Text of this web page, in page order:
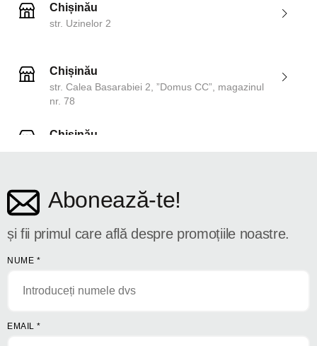
Chișinău
str. Uzinelor 2
Chișinău
str. Calea Basarabiei 2, ”Domus CC”, magazinul
nr. 78
Chișinău
Abonează-te!
și fii primul care află despre promoțiile noastre.
NUME *
EMAIL *